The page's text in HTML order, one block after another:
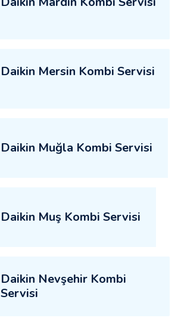
Daikin Mersin Kombi Servisi
Daikin Muğla Kombi Servisi
Daikin Muş Kombi Servisi
Daikin Nevşehir Kombi
Servisi